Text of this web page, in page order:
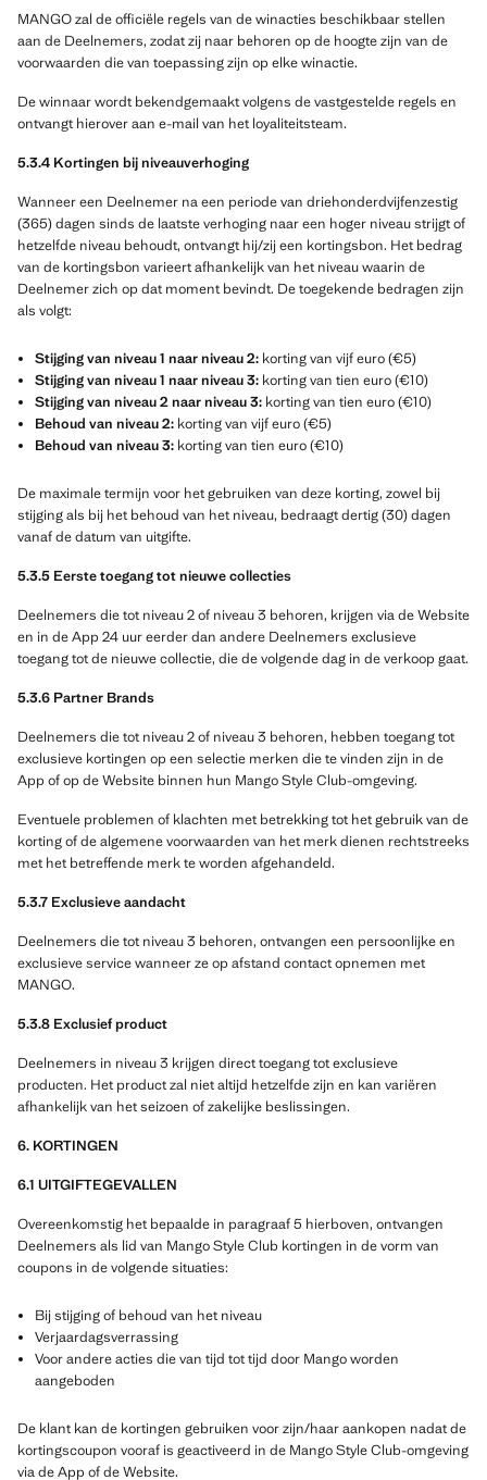
MANGO zal de officiële regels van de winacties beschikbaar stellen
aan de Deelnemers, zodat zij naar behoren op de hoogte zijn van de
voorwaarden die van toepassing zijn op elke winactie.
De winnaar wordt bekendgemaakt volgens de vastgestelde regels en
ontvangt hierover aan e-mail van het loyaliteitsteam.
5.3.4 Kortingen bij niveauverhoging
Wanneer een Deelnemer na een periode van driehonderdvijfenzestig
(365) dagen sinds de laatste verhoging naar een hoger niveau strijgt of
hetzelfde niveau behoudt, ontvangt hij/zij een kortingsbon. Het bedrag
van de kortingsbon varieert afhankelijk van het niveau waarin de
Deelnemer zich op dat moment bevindt. De toegekende bedragen zijn
als volgt:
Stijging van niveau 1 naar niveau 2: korting van vijf euro (€5)
Stijging van niveau 1 naar niveau 3: korting van tien euro (€10)
Stijging van niveau 2 naar niveau 3: korting van tien euro (€10)
Behoud van niveau 2: korting van vijf euro (€5)
Behoud van niveau 3: korting van tien euro (€10)
De maximale termijn voor het gebruiken van deze korting, zowel bij
stijging als bij het behoud van het niveau, bedraagt dertig (30) dagen
vanaf de datum van uitgifte.
5.3.5 Eerste toegang tot nieuwe collecties
Deelnemers die tot niveau 2 of niveau 3 behoren, krijgen via de Website
en in de App 24 uur eerder dan andere Deelnemers exclusieve
toegang tot de nieuwe collectie, die de volgende dag in de verkoop gaat.
5.3.6 Partner Brands
Deelnemers die tot niveau 2 of niveau 3 behoren, hebben toegang tot
exclusieve kortingen op een selectie merken die te vinden zijn in de
App of op de Website binnen hun Mango Style Club-omgeving.
Eventuele problemen of klachten met betrekking tot het gebruik van de
korting of de algemene voorwaarden van het merk dienen rechtstreeks
met het betreffende merk te worden afgehandeld.
5.3.7 Exclusieve aandacht
Deelnemers die tot niveau 3 behoren, ontvangen een persoonlijke en
exclusieve service wanneer ze op afstand contact opnemen met
MANGO.
5.3.8 Exclusief product
Deelnemers in niveau 3 krijgen direct toegang tot exclusieve
producten. Het product zal niet altijd hetzelfde zijn en kan variëren
afhankelijk van het seizoen of zakelijke beslissingen.
6. KORTINGEN
6.1 UITGIFTEGEVALLEN
Overeenkomstig het bepaalde in paragraaf 5 hierboven, ontvangen
Deelnemers als lid van Mango Style Club kortingen in de vorm van
coupons in de volgende situaties:
Bij stijging of behoud van het niveau
Verjaardagsverrassing
Voor andere acties die van tijd tot tijd door Mango worden
aangeboden
De klant kan de kortingen gebruiken voor zijn/haar aankopen nadat de
kortingscoupon vooraf is geactiveerd in de Mango Style Club-omgeving
via de App of de Website.